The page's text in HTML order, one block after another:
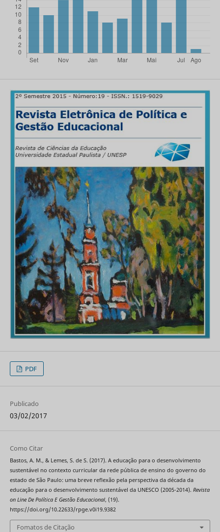
PDF
Publicado
03/02/2017
Como Citar
Bastos, A. M., & Lemes, S. de S. (2017). A educação para o desenvolvimento
sustentável no contexto curricular da rede pública de ensino do governo do
estado de São Paulo: uma breve reflexão pela perspectiva da década da
educação para o desenvolvimento sustentável da UNESCO (2005-2014). Revista
on Line De Política E Gestão Educacional, (19).
https://doi.org/10.22633/rpge.v0i19.9382
Fomatos de Citação